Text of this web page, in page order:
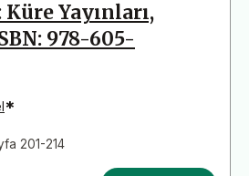
Yayınları,
978-605-
*
201-214